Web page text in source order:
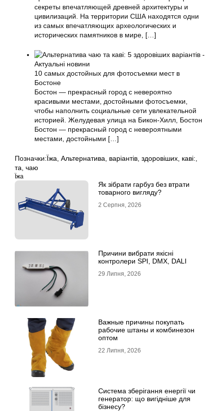
секреты впечатляющей древней архитектуры и
цивилизаций. На территории США находятся одни
из самых впечатляющих археологических и
исторических памятников в мире, […]
10 самых достойных для фотосъемки мест в
Бостоне
Бостон — прекрасный город с невероятно
красивыми местами, достойными фотосъемки,
чтобы наполнить социальные сети увлекательной
историей. Желудевая улица на Бикон-Хилл, Бостон
Бостон — прекрасный город с невероятными
местами, достойными […]
Позначки:Їжа Альтернатива варіантів здоровіших каві:
та чаю
Їжа
Як зібрати гарбуз без втрати
товарного вигляду?
2 Серпня, 2026
Причини вибрати якісні
контролери SPI, DMX, DALI
29 Липня, 2026
Важные причины покупать
рабочие штаны и комбинезон
оптом
22 Липня, 2026
Система зберігання енергії чи
генератор: що вигідніше для
бізнесу?